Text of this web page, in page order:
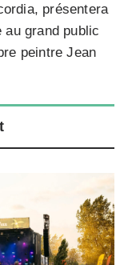
présentera
au grand public
peintre Jean